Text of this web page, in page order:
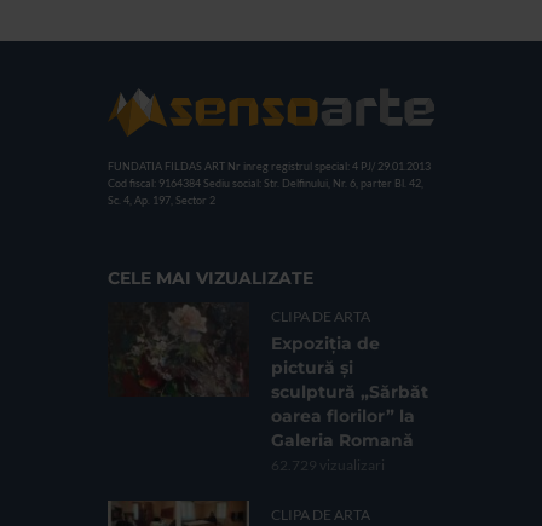
FUNDATIA FILDAS ART Nr inreg registrul special: 4 PJ/ 29.01.2013
Cod fiscal: 9164384 Sediu social: Str. Delfinului, Nr. 6, parter Bl. 42,
Sc. 4, Ap. 197, Sector 2
CELE MAI VIZUALIZATE
CLIPA DE ARTA
Expoziția de
pictură și
sculptură „Sărbăt
oarea florilor” la
Galeria Romană
62.729 vizualizari
CLIPA DE ARTA